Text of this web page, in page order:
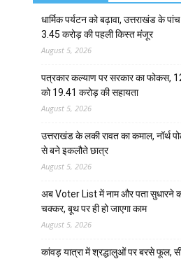
धार्मिक पर्यटन को बढ़ावा, उत्तराखंड के
3.45 करोड़ की पहली किस्त मंजूर
August 5, 2026
पत्रकार कल्याण पर सरकार का फोकस,
को 19.41 करोड़ की सहायता
August 5, 2026
उत्तराखंड के लकी रावत का कमाल, नॉर्थ
से बने इकलौते छात्र
August 5, 2026
अब Voter List में नाम और पता सुधारने
चक्कर, बूथ पर ही हो जाएगा काम
August 5, 2026
कांवड़ यात्रा में श्रद्धालुओं पर बरसे फूल,